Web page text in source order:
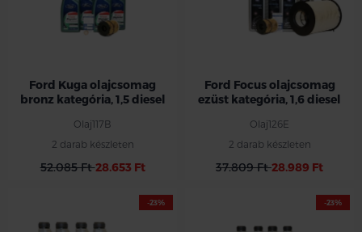
Ford Kuga olajcsomag
bronz kategória, 1,5 diesel
Olaj117B
2 darab készleten
52.085 Ft28.653 Ft
Ford Focus olajcsomag
ezüst kategória, 1,6 diesel
Olaj126E
2 darab készleten
37.809 Ft28.989 Ft
-23% -23%